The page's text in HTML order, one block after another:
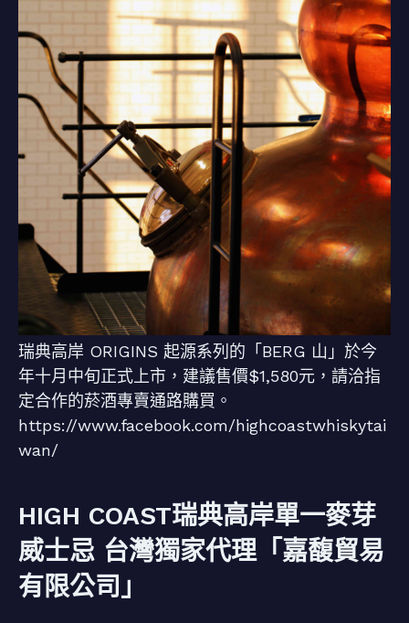
瑞典高岸 ORIGINS 起源系列的「BERG 山」於今
年十月中旬正式上市，建議售價$1,580元，請洽指
定合作的菸酒專賣通路購買。
https://www.facebook.com/highcoastwhiskytai
wan/
HIGH COAST瑞典高岸單一麥芽
威士忌 台灣獨家代理「嘉馥貿易
有限公司」